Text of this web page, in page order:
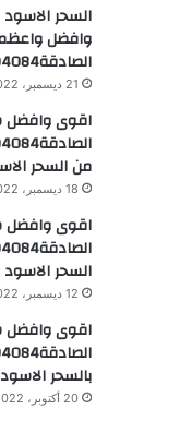
السحر
وافضل واعظم
الصادقة0096176904084
21 ديسمبر، 2022
اقوى وافضل
من السحر
18 ديسمبر، 2022
اقوى وافضل
السحر الاسود
12 ديسمبر، 2022
اقوى وافضل
بالسحر الاسود
20 أكتوبر، 2022